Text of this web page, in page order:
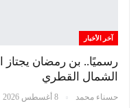
آخر الأخبار
رسميًا.. بن رمضان يجتاز
الشمال القطري
حسناء محمد 8 أغسطس 2026